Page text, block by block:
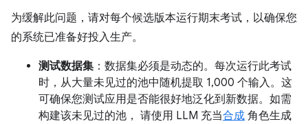
为缓解此问题，请对每个候选版本运行期末考试，以确保您
的系统已准备好投入生产。
测试数据集 ：数据集必须是动态的。每次运行此考试
时，从大量未见过的池中随机提取 1,000 个输入。这
可确保您测试应用是否能很好地泛化到新数据。如需
构建该未见过的池， 请使用 LLM 充当合成 角色生成